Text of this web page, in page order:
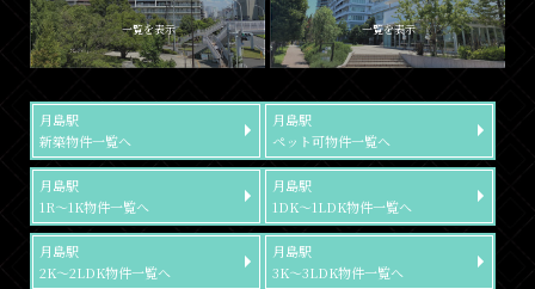
一覧を表示 一覧を表示
月島駅
新築物件一覧へ
月島駅
ペット可物件一覧へ
月島駅
1R～1K物件一覧へ
月島駅
1DK～1LDK物件一覧へ
月島駅
2K～2LDK物件一覧へ
月島駅
3K～3LDK物件一覧へ